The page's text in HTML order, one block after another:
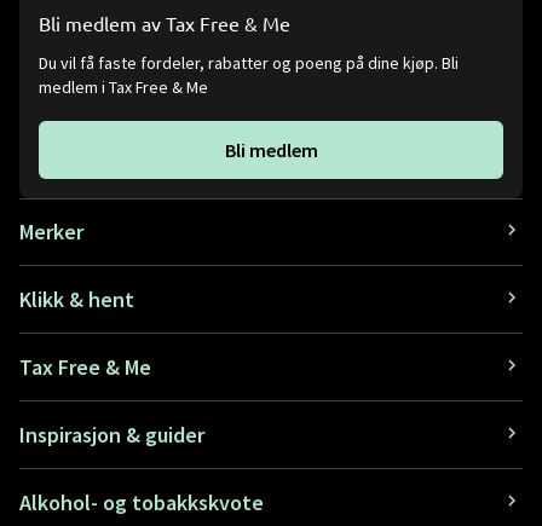
Bli medlem av Tax Free & Me
Du vil få faste fordeler, rabatter og poeng på dine kjøp. Bli
medlem i Tax Free & Me
Bli medlem
Merker
Klikk & hent
Tax Free & Me
Inspirasjon & guider
Alkohol- og tobakkskvote